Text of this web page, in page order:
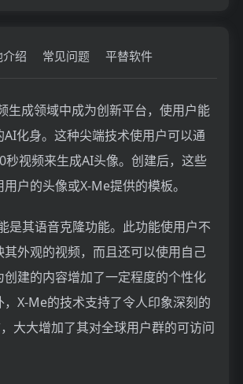
绍 常见问题 平替软件
生成领域中成为创新平台，使用户能
化身。这种尖端技术使用户可以通
秒视频来生成AI头像。创建后，这些
户的头像或X-Me提供的模板。
是其语音克隆功能。此功能使用户不
外观的视频，而且还可以使用自己
创建的内容增加了一定程度的个性化
X-Me的技术支持了令人印象深刻的
大大增加了其对全球用户群的可访问